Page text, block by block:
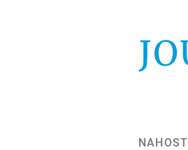
NAHOST